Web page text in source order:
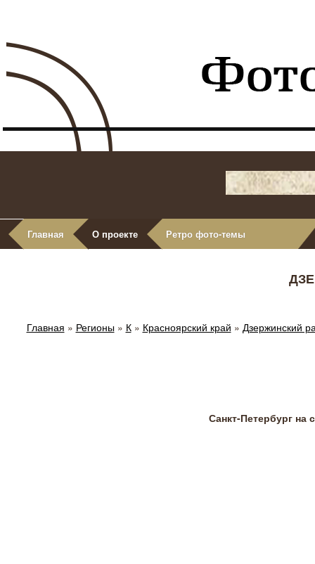
Главная О проекте Ретро фото-темы
Главная » Регионы» К» Красноярский край » Дзержинский
Санкт-Петербург на